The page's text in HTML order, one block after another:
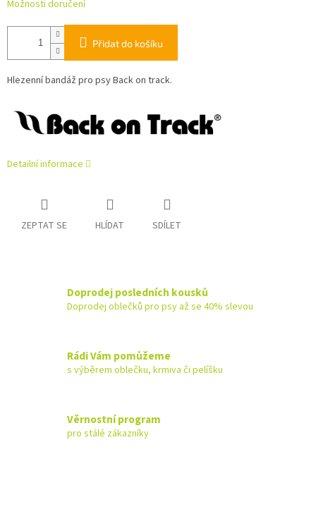
Možnosti doručení
Přidat do košíku
Hlezenní bandáž pro psy Back on track.
Detailní informace
ZEPTAT SE HLÍDAT SDÍLET
Doprodej posledních kousků
Doprodej oblečků pro psy až se 40% slevou
Rádi Vám pomůžeme
s výběrem oblečku, krmiva či pelíšku
Věrnostní program
pro stálé zákazníky